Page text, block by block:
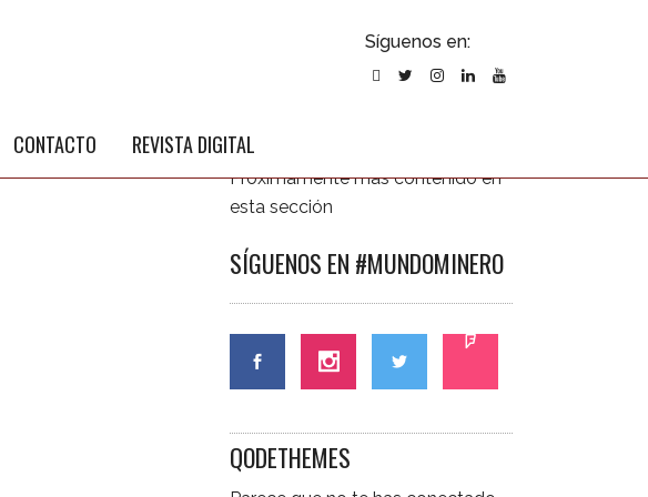
Síguenos en:
CONTACTO REVISTA DIGITAL
Próximamente más contenido en
esta sección
SÍGUENOS EN #MUNDOMINERO
QODETHEMES
CONTÁCTANOS